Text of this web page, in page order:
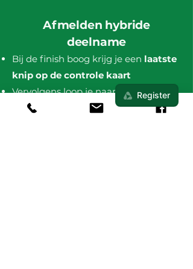
Afmelden hybride
deelname
Bij de finish boog krijg je een laatste
knip op de controle kaart
Vervolgens loop je naar het
registratiebureau, waar wordt